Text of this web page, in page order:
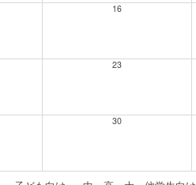
16
23
30